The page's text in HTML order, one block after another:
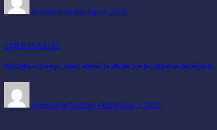
Sebastian Sipión Ago 4, 2026
EMPRESARIAL
Workplace strategy: cómo alinear la oficina con los objetivos del negocio
Agencia de Noticias Orbita Ago 3, 2026